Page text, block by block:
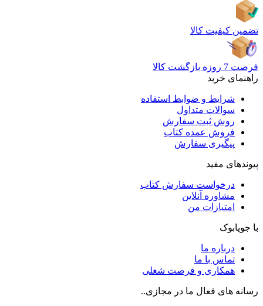
تضمین کیفیت کالا
فرصت 7 روزه بازگشت کالا
راهنمای خرید
شرایط و ضوابط استفاده
سوالات متداول
روش ثبت سفارش
فروش عمده کتاب
پیگیری سفارش
پیوندهای مفید
درخواست سفارش کتاب
مشاوره آنلاین
امتیازات من
با جویابوک
درباره ما
تماس با ما
همکاری و فرصت شغلی
رسانه های فعال ما در مجازی..